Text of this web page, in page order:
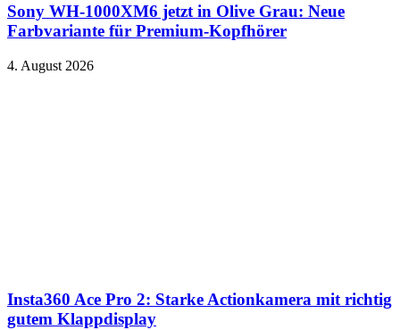
Sony WH-1000XM6 jetzt in Olive Grau: Neue
Farbvariante für Premium-Kopfhörer
4. August 2026
Insta360 Ace Pro 2: Starke Actionkamera mit richtig
gutem Klappdisplay